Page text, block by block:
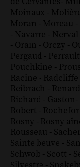
Moinaux -
Moran - Moreau -
- Navarre - Nerval
- Orain - Orczy -
Pergaud - Perrault
Pouchkine -
Racine - Radcliffe
Reibrach - Renard
Richard - Gaston-
Robert -
Rosny - Rosny
Rousseau -
Sainte beuve -
Schwob - Scott -